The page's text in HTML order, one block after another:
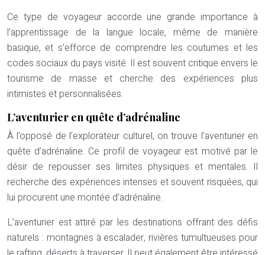
Ce type de voyageur accorde une grande importance à
l’apprentissage de la langue locale, même de manière
basique, et s’efforce de comprendre les coutumes et les
codes sociaux du pays visité. Il est souvent critique envers le
tourisme de masse et cherche des expériences plus
intimistes et personnalisées.
L’aventurier en quête d’adrénaline
À l’opposé de l’explorateur culturel, on trouve l’aventurier en
quête d’adrénaline. Ce profil de voyageur est motivé par le
désir de repousser ses limites physiques et mentales. Il
recherche des expériences intenses et souvent risquées, qui
lui procurent une montée d’adrénaline.
L’aventurier est attiré par les destinations offrant des défis
naturels : montagnes à escalader, rivières tumultueuses pour